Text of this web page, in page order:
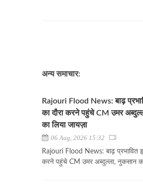
अन्य समाचार:
Rajouri Flood News: बाढ़
का दौरा करने पहुंचे CM उमर
का लिया जायज़ा
06 Aug, 2026 15:32
Rajouri Flood News: बाढ़ प्रभावित
करने पहुंचे CM उमर अब्दुल्ला, नुकसान